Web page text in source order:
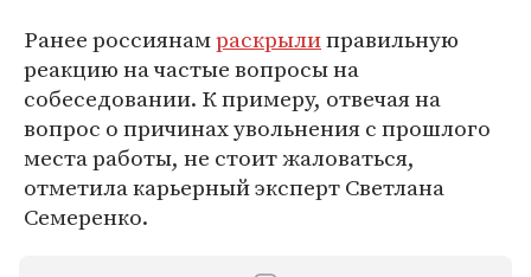
Ранее россиянамраскрылиправильную
реакцию на частые вопросы на
собеседовании. К примеру, отвечая на
вопрос о причинах увольнения с прошлого
места работы, не стоит жаловаться,
отметила карьерный эксперт Светлана
Семеренко.